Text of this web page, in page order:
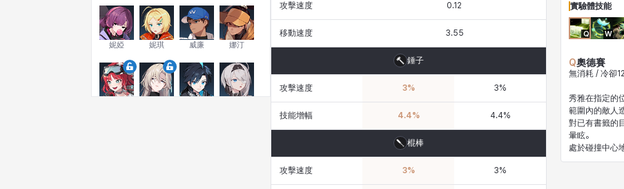
妮婭 妮琪 威廉 娜汀
攻擊速度 0.12
移動速度 3.55
錘子
攻擊速度 3% 3%
技能增幅 4.4% 4.4%
棍棒
攻擊速度 3% 3%
實驗體技能
Q W
Q奧德賽
無消耗 / 冷卻
秀雅在指定的
範圍內的敵人
對已有書籤的
暈眩。